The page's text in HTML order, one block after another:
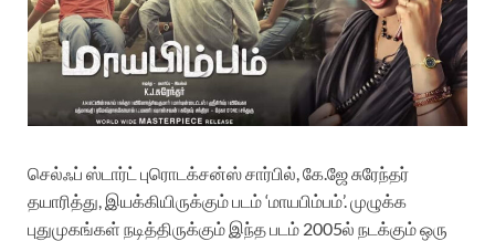
செல்ஃப் ஸ்டார்ட் புரொடக்சன்ஸ் சார்பில், கே.ஜே சுரேந்தர்
தயாரித்து, இயக்கியிருக்கும் படம் ‘மாயபிம்பம்’.‌ முழுக்க
புதுமுகங்கள் நடித்திருக்கும் இந்த படம் 2005ல் நடக்கும் ஒரு